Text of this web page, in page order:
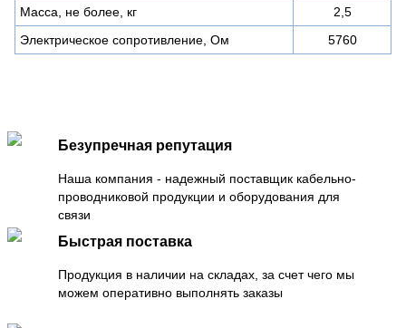
Масса, не более, кг
2,5
Электрическое сопротивление, Ом
5760
Безупречная репутация
Наша компания - надежный поставщик кабельно-
проводниковой продукции и оборудования для
связи
Быстрая поставка
Продукция в наличии на складах, за счет чего мы
можем оперативно выполнять заказы